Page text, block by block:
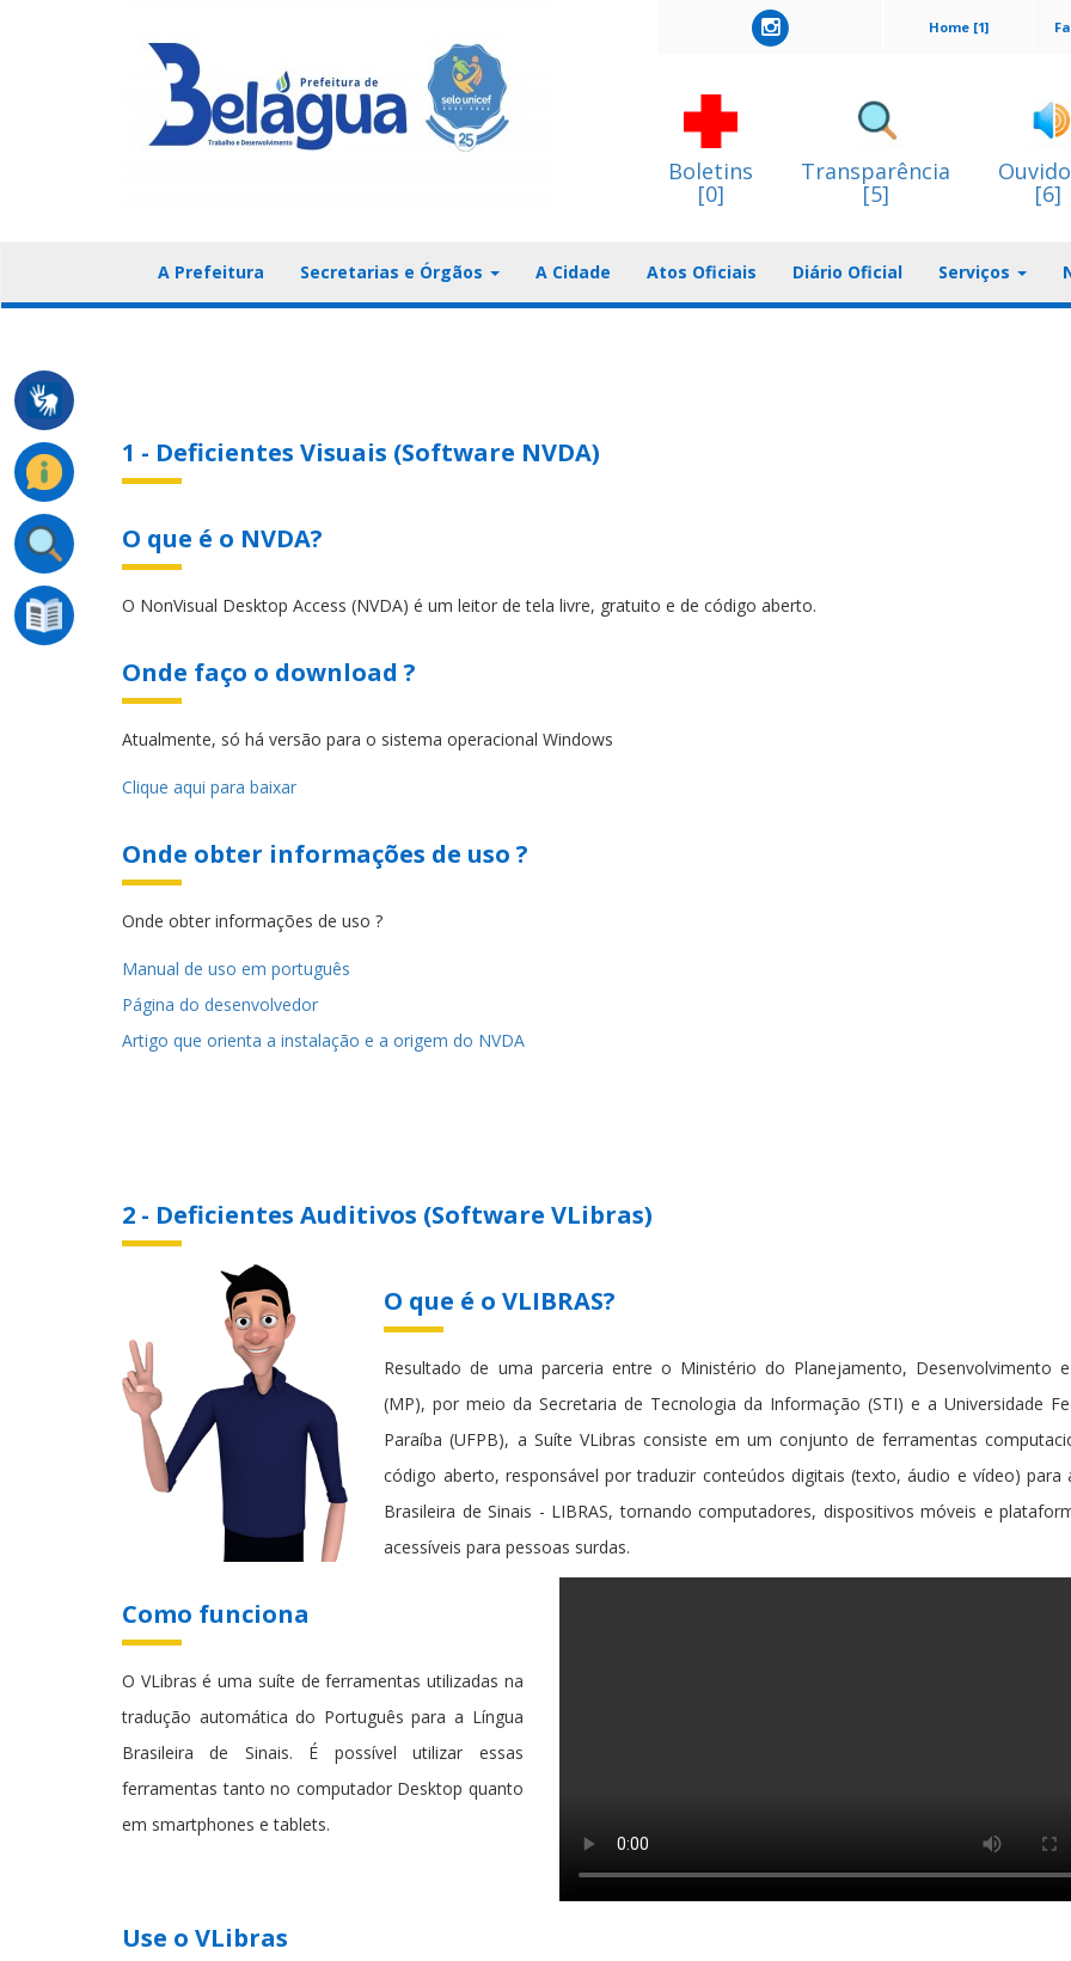
Home [1]
Boletins
[0]
Transparência
[5] [6]
A Prefeitura Secretarias e Órgãos A Cidade Atos Oficiais Diário Oficial Serviços
1 - Deficientes Visuais (Software NVDA)
O que é o NVDA?
O NonVisual Desktop Access (NVDA) é um leitor de tela livre, gratuito e de código aberto.
Onde faço o download ?
Atualmente, só há versão para o sistema operacional Windows
Clique aqui para baixar
Onde obter informações de uso ?
Onde obter informações de uso ?
Manual de uso em português
Página do desenvolvedor
Artigo que orienta a instalação e a origem do NVDA
2 - Deficientes Auditivos (Software VLibras)
O que é o VLIBRAS?
Resultado de uma parceria entre o Ministério do Planejamento, Desenvolvimento
(MP), por meio da Secretaria de Tecnologia da Informação (STI) e a Universidade
Paraíba (UFPB), a Suíte VLibras consiste em um conjunto de ferramentas
código aberto, responsável por traduzir conteúdos digitais (texto, áudio e vídeo) para
Brasileira de Sinais - LIBRAS, tornando computadores, dispositivos móveis e
acessíveis para pessoas surdas.
Como funciona
O VLibras é uma suíte de ferramentas utilizadas na
tradução automática do Português para a Língua
Brasileira de Sinais. É possível utilizar essas
ferramentas tanto no computador Desktop quanto
em smartphones e tablets.
Use o VLibras